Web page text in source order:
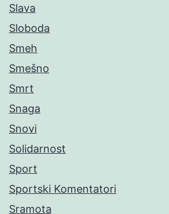
Slava
Sloboda
Smeh
Smešno
Smrt
Snaga
Snovi
Solidarnost
Sport
Sportski Komentatori
Sramota